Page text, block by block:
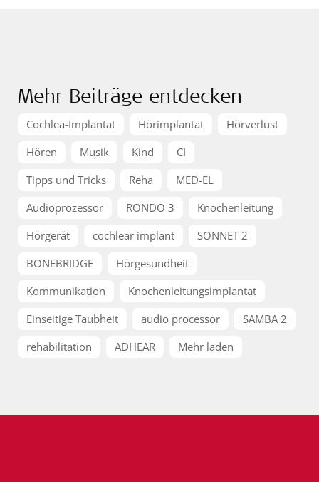
Mehr Beiträge entdecken
Cochlea-Implantat Hörimplantat
Hörverlust
Hören
Musik Kind
CI
Tipps und Tricks
Reha
MED-EL
Audioprozessor
RONDO 3
Knochenleitung
Hörgerät
cochlear implant
SONNET 2
BONEBRIDGE
Hörgesundheit
Kommunikation
Knochenleitungsimplantat
Einseitige Taubheit
audio processor
SAMBA 2
rehabilitation
ADHEAR Mehr laden